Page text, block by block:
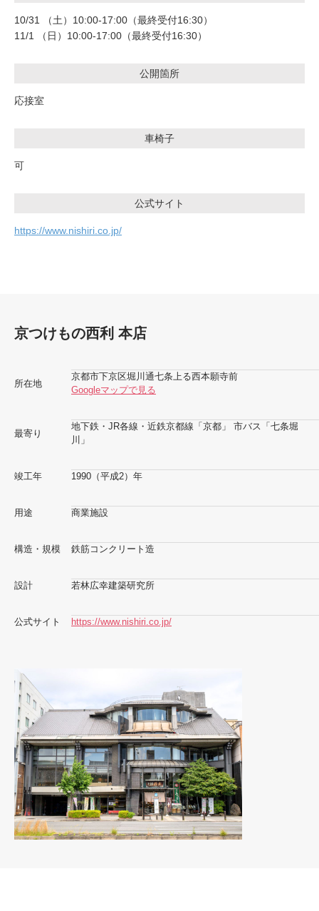
10/31 （土）10:00-17:00（最終受付16:30）
11/1 （日）10:00-17:00（最終受付16:30）
公開箇所
応接室
車椅子
可
公式サイト
https://www.nishiri.co.jp/
京つけもの西利 本店
所在地
京都市下京区堀川通七条上る西本願寺前
Googleマップで見る
最寄り
地下鉄・JR各線・近鉄京都線「京都」 市バス「七条堀
川」
竣工年 1990（平成2）年
用途 商業施設
構造・規模 鉄筋コンクリート造
設計 若林広幸建築研究所
公式サイト https://www.nishiri.co.jp/